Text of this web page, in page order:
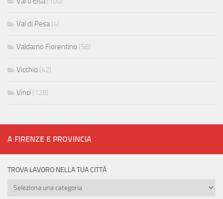
Val di Pesa(4)
Valdarno Fiorentino (58)
Vicchio (42)
Vinci (128)
A FIRENZE E PROVINCIA
TROVA LAVORO NELLA TUA CITTÀ
Trova